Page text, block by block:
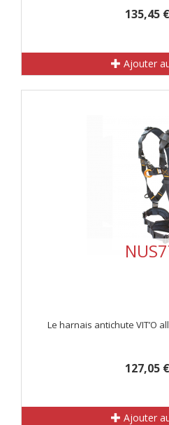
135,45
Ajouter
Le harnais antichute VIT’O
127,05
Ajouter